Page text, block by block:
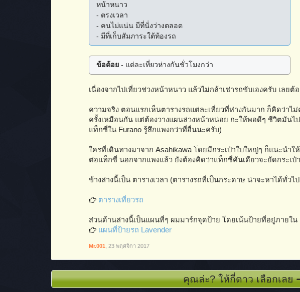
หน้าหนาว
- ตรงเวลา
- คนไม่แน่น มีที่นั่งว่างตลอด
- มีที่เก็บสัมภาระใต้ท้องรถ
ข้อด้อย - แต่ละเที่ยวห่างกันชั่วโมงกว่า
เนื่องจากไปเที่ยวช่วงหน้าหนาว แล้วไม่กล้าเช่ารถขับเองครับ เลย
ความจริง ตอนแรกเห็นตารางรถแต่ละเที่ยวที่ห่างกันมาก ก็คิดว่าไ
ครั้งเหมือนกัน แต่ต้องวางแผนล่วงหน้าหน่อย กะให้พอดีๆ ชีวิตมัน
แท็กซี่ใน Furano รู้สึกแพงกว่าที่อื่นนะครับ)
ใครที่เดินทางมาจาก Asahikawa โดยมีกระเป๋าใบใหญ่ๆ ก็แนะนำ
ต่อแท็กซี่ นอกจากแพงแล้ว ยังต้องคิดว่าแท็กซี่คันเดียวจะยัดกระเป๋า
ข้างล่างนี้เป็น ตารางเวลา (ตารางรถที่เป็นกระดาษ น่าจะหาได้ทั่ว
ตารางเที่ยวรถ
ส่วนด้านล่างนี้เป็นแผนที่ๆ ผมมาร์กจุดป้าย โดยเน้นป้ายที่อยู่ภายใน
แผนที่ป้ายรถ Lavender
Mr.001 23 พฤศจิกา 2017
คุณล่ะ? ให้กี่ดาว เลือกเล